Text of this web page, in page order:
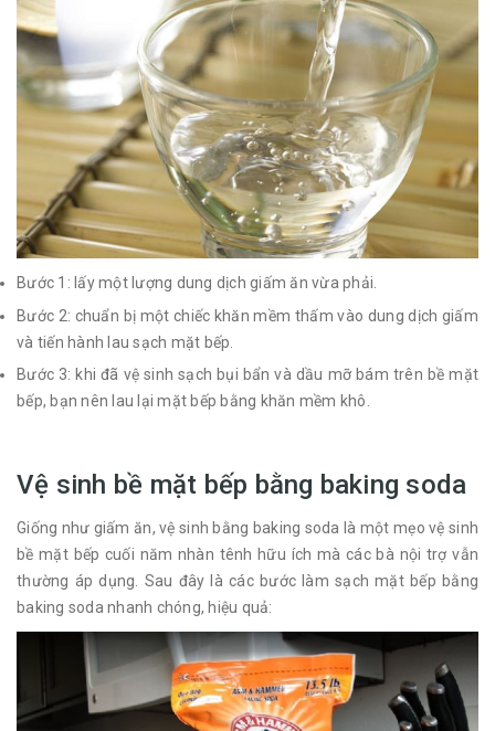
Bước 1: lấy một lượng dung dịch giấm ăn vừa phải.
Bước 2: chuẩn bị một chiếc khăn mềm thấm vào dung dịch giấm
và tiến hành lau sạch mặt bếp.
Bước 3: khi đã vệ sinh sạch bụi bẩn và dầu mỡ bám trên bề mặt
bếp, bạn nên lau lại mặt bếp bằng khăn mềm khô.
Vệ sinh bề mặt bếp bằng baking soda
Giống như giấm ăn, vệ sinh bằng baking soda là một mẹo vệ sinh
bề mặt bếp cuối năm nhàn tênh hữu ích mà các bà nội trợ vẫn
thường áp dụng. Sau đây là các bước làm sạch mặt bếp bằng
baking soda nhanh chóng, hiệu quả: